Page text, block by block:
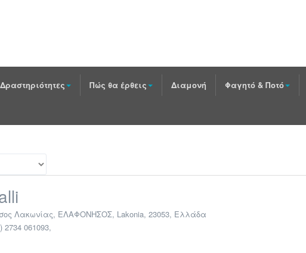
Δραστηριότητες Πώς θα έρθεις Διαμονή
Φαγητό & Ποτό
Λακωνίας, ΕΛΑΦΟΝΗΣΟΣ, Lakonia, 23053, Ελλάδα
2734 061093,